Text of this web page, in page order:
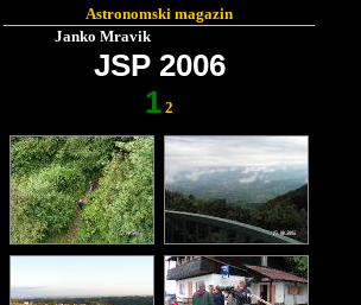
Astronomski magazin
Janko Mravik
JSP 2006
1 2